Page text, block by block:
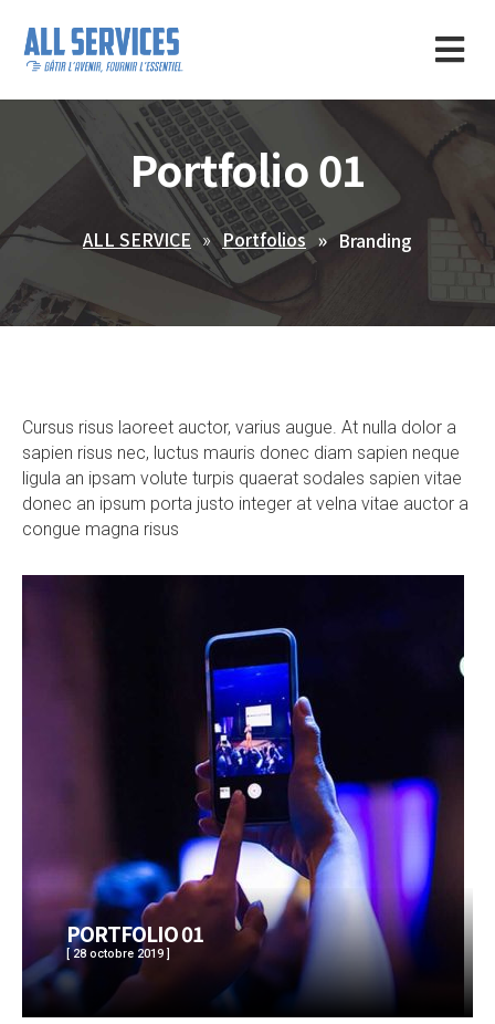
Portfolio 01
ALL SERVICE Portfolios Branding
Cursus risus laoreet auctor, varius augue. At nulla dolor a
sapien risus nec, luctus mauris donec diam sapien neque
ligula an ipsam volute turpis quaerat sodales sapien vitae
donec an ipsum porta justo integer at velna vitae auctor a
congue magna risus
PORTFOLIO 01
[ 28 octobre 2019 ]